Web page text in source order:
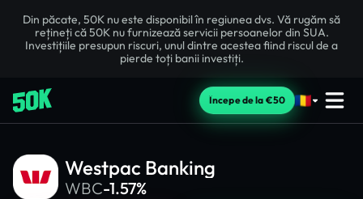
Din păcate, 50K nu este disponibil în regiunea dvs. Vă rugăm să
rețineți că 50K nu furnizează servicii persoanelor din SUA.
Investițiile presupun riscuri, unul dintre acestea fiind riscul de a
pierde toți banii investiți.
Începe de la €50
Westpac Banking
WBC-1.57%